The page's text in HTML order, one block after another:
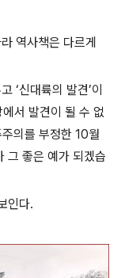
역사책은 다르게
‘신대륙의 발견’이
서 발견이 될 수 없
의를 부정한 10월
그 좋은 예가 되겠습
인다.